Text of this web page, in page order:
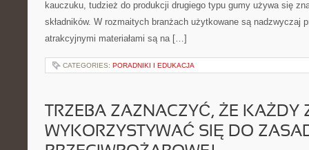
kauczuku, tudzież do produkcji drugiego typu gumy używa się
składników. W rozmaitych branżach użytkowane są nadzwyczaj
atrakcyjnymi materiałami są na […]
CATEGORIES: PORADNIKI I EDUKACJA
TRZEBA ZAZNACZYĆ, ŻE KAŻDY
WYKORZYSTYWAĆ SIĘ DO